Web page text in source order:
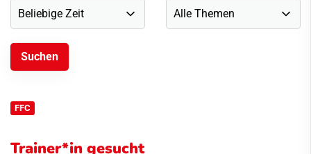
FFC
Trainer*in gesucht